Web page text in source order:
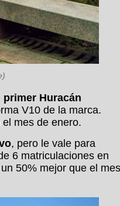
primer Huracán
V10 de la marca.
mes de enero.
, pero le vale para
6 matriculaciones en
50% mejor que el mes